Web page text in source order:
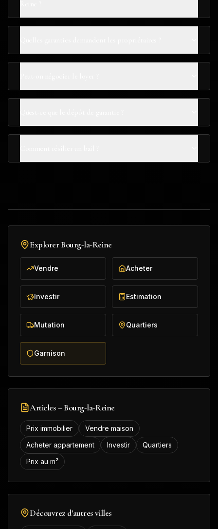
ExplorerBourg-la-Reine
Vendre Acheter
Investir Estimation
Mutation Quartiers
Garnison
Articles –Bourg-la-Reine
Prix immobilier
Vendre maison
Acheter appartement
Investir
Quartiers
Prix au m²
Découvrez d'autres villes